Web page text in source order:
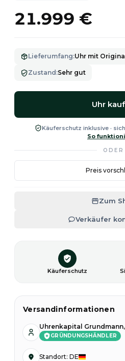
21.999 €
Lieferumfang:Uhr mit
Zustand :Sehr gut
Uhr
Käuferschutz inklusive ·
So
ODER
Preis
Zum
Verkäufer
Käuferschutz
Versandinformationen
Uhrenkapital
GRÜNDUNGSHÄNDLER
Standort: DE